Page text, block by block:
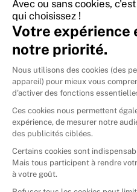
International
🇪🇸Espagne
🇩🇪Allemagne
🇮🇹 Italie